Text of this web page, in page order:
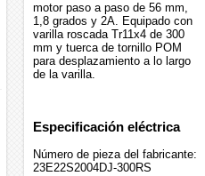
motor paso a paso de 56 mm,
1,8 grados y 2A. Equipado con
varilla roscada Tr11x4 de 300
mm y tuerca de tornillo POM
para desplazamiento a lo largo
de la varilla.
Especificación eléctrica
Número de pieza del fabricante:
23E22S2004DJ-300RS